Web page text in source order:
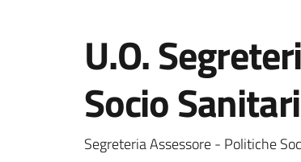
U.O.
Socio
Segreteria Assessore - Politiche